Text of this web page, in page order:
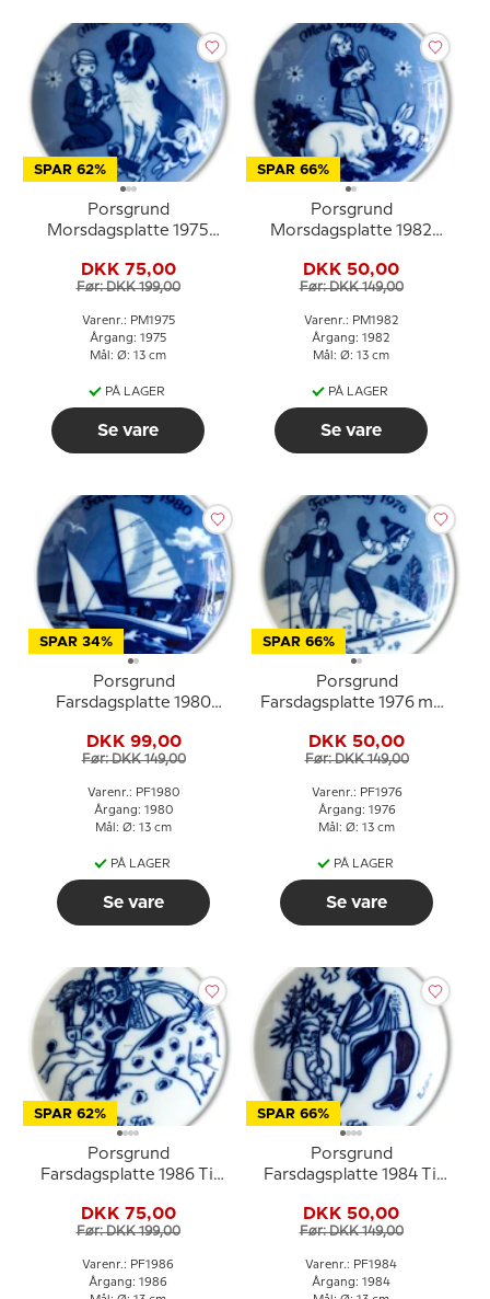
SPAR 62%
Porsgrund
Morsdagsplatte 1975
hvalpe
DKK 75,00
Før: DKK 199,00
Varenr.: PM1975
Årgang: 1975
Mål: Ø: 13 cm
PÅ LAGER
Se vare
SPAR 66%
Porsgrund
Morsdagsplatte 1982
DKK 50,00
Før: DKK 149,00
Varenr.: PM1982
Årgang: 1982
Mål: Ø: 13 cm
PÅ LAGER
Se vare
SPAR 34%
Porsgrund
Farsdagsplatte 1980
DKK 99,00
Før: DKK 149,00
Varenr.: PF1980
Årgang: 1980
Mål: Ø: 13 cm
PÅ LAGER
Se vare
SPAR 66%
Porsgrund
Farsdagsplatte 1976 med
porcelæn
DKK 50,00
Før: DKK 149,00
Varenr.: PF1976
Årgang: 1976
Mål: Ø: 13 cm
PÅ LAGER
Se vare
SPAR 62%
Porsgrund
Farsdagsplatte 1986 Til
DKK 75,00
Før: DKK 199,00
Varenr.: PF1986
Årgang: 1986
SPAR 66%
Porsgrund
Farsdagsplatte 1984 Til
DKK 50,00
Før: DKK 149,00
Varenr.: PF1984
Årgang: 1984